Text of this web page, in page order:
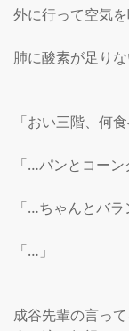
外に行って空気を
肺に酸素が足りな
「おい三階、何食
「…パンとコー
「…ちゃんとバラ
「…」
成谷先輩の言っ